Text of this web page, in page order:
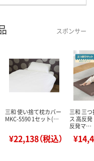
スポンサー
三和 使い捨て枕カバー
MKC-5590 1セット(…
¥22,138（税込）
三和 三
ス 高反
反発マ…